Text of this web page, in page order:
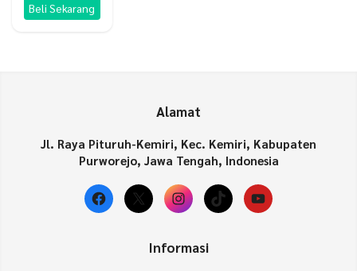
adalah:
Rp70.000.
ini
adalah:
Beli Sekarang
Alamat
Jl. Raya Pituruh-Kemiri, Kec. Kemiri, Kabupaten
Purworejo, Jawa Tengah, Indonesia
Facebook
X Instagram
TikTokYouTube
Informasi